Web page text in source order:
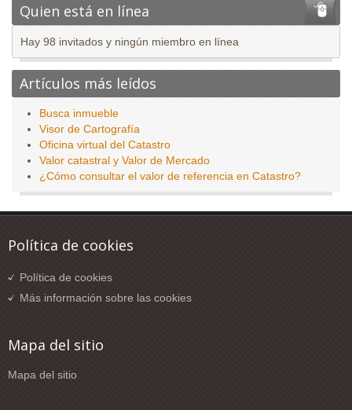
Quien está en línea
Hay 98 invitados y ningún miembro en línea
Artículos más leídos
Busca inmueble
Visor de Cartografía
Oficina virtual del Catastro
Valor catastral y Valor de Mercado
¿Cómo consultar el valor de referencia en Catastro?
Política de cookies
Política de cookies
Más información sobre las cookies
Mapa del sitio
Mapa del sitio